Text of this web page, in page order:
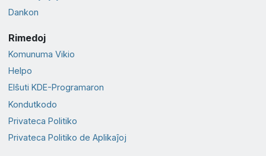
Dankon
Rimedoj
Komunuma Vikio
Helpo
Elŝuti KDE-Programaron
Kondutkodo
Privateca Politiko
Privateca Politiko de Aplikaĵoj